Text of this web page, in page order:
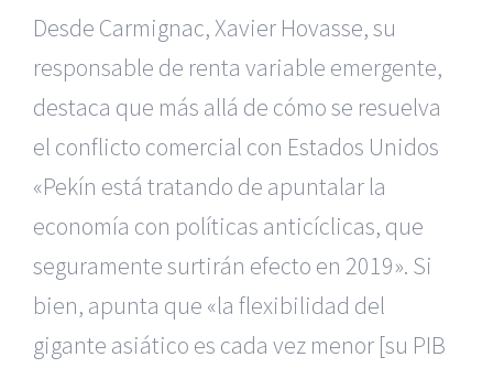
Desde Carmignac, Xavier Hovasse, su
responsable de renta variable emergente,
destaca que más allá de cómo se resuelva
el conflicto comercial con Estados Unidos
«Pekín está tratando de apuntalar la
economía con políticas anticíclicas, que
seguramente surtirán efecto en 2019». Si
bien, apunta que «la flexibilidad del
gigante asiático es cada vez menor [su PIB